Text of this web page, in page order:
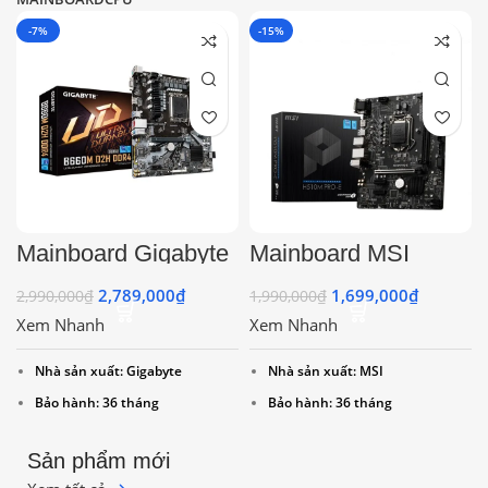
-7%
Mainboard Gigabyte
SK 1700
2,990,000₫ 2,789,000₫
Xem Nhanh
Nhà sản xuất: Gigabyte
Bảo hành: 36 tháng
-15%
Mainboard MSI
Chính Hãng
1,990,000₫ 1,699,000₫
Xem Nhanh
Nhà sản xuất: MSI
Bảo hành: 36 tháng
Sản phẩm mới